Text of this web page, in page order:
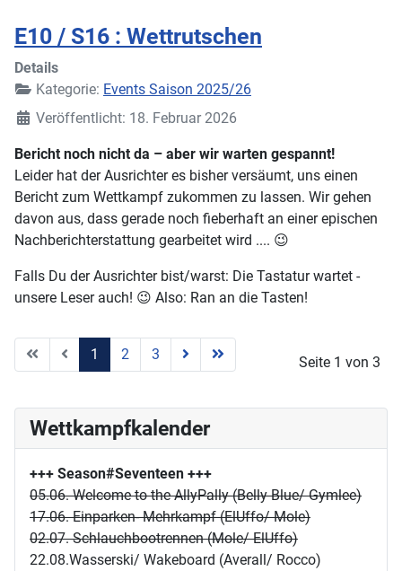
E10 / S16 : Wettrutschen
Details
Kategorie: Events Saison 2025/26
Veröffentlicht: 18. Februar 2026
Bericht noch nicht da – aber wir warten gespannt!
Leider hat der Ausrichter es bisher versäumt, uns einen
Bericht zum Wettkampf zukommen zu lassen. Wir gehen
davon aus, dass gerade noch fieberhaft an einer epischen
Nachberichterstattung gearbeitet wird .... 😉
Falls Du der Ausrichter bist/warst: Die Tastatur wartet -
unsere Leser auch! 😉 Also: Ran an die Tasten!
Seite 1 von 3
1 2 3
Wettkampfkalender
+++ Season#Seventeen +++
05.06. Welcome to the AllyPally (Belly Blue/ Gymlee)
17.06. Einparken- Mehrkampf (ElUffo/ Mole)
02.07. Schlauchbootrennen (Mole/ ElUffo)
22.08.Wasserski/ Wakeboard (Averall/ Rocco)